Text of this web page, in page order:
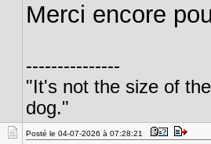
Merci encore
---------------
"It's not the size of
dog."
Posté le 04-07-2026 à 07:28:21